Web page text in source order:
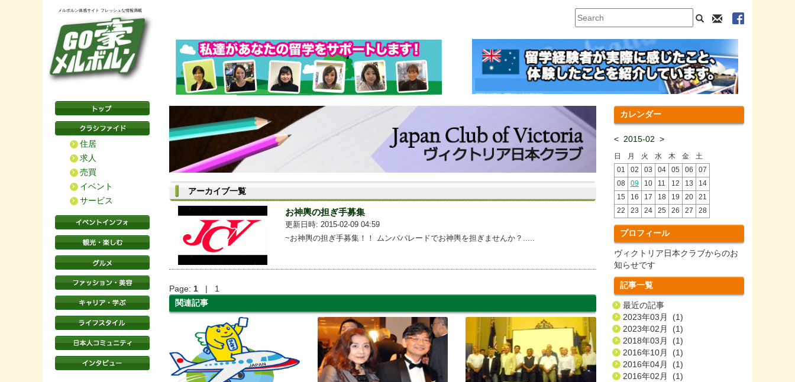
メルボルン体感サイト フレッシュな情報満載
住居
求人
売買
イベント
サービス
アーカイブ一覧
お神輿の担ぎ手募集
更新日時: 2015-02-09 04:59
~お神輿の担ぎ手募集！！ ムンバパレードでお神輿を担ぎませんか？.....
Page: 1 | 1
関連記事
カレンダー
< 2015-02 >
日 月 火 水 木 金
土
01
02 03 04 05 06
07
08
09 10 11 12 13
14
15
16 17 18 19 20
21
22
23 24 25 26 27 28
プロフィール
ヴィクトリア日本クラブからのお
知らせです
記事一覧
最近の記事
2023年03月 (1)
2023年02月 (1)
2018年03月 (1)
2016年10月 (1)
2016年04月 (1)
2016年02月 (1)